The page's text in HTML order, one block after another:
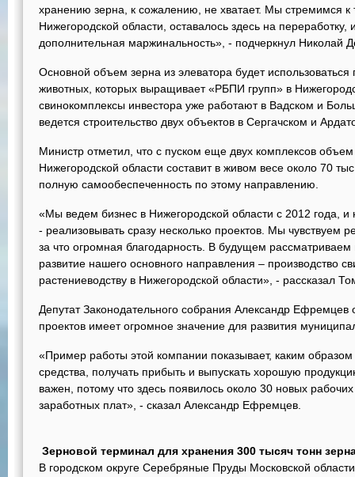
хранению зерна, к сожалению, не хватает. Мы стремимся к
Нижегородской области, оставалось здесь на переработку,
дополнительная маржинальность», - подчеркнул Николай
Основной объем зерна из элеватора будет
животных, которых выращивает «РБПИ групп» в
свинокомплексы инвестора уже работают в Вадском и
ведется строительство двух объектов в Сергачском и
Министр отметил, что с пуском еще двух комплексов
Нижегородской области составит в живом весе около 70
полную самообеспеченность по этому направлению.
«Мы ведем бизнес в Нижегородской области с 2012 года,
- реализовывать сразу несколько проектов. Мы чувствуем
за что огромная благодарность. В будущем рассматриваем
развитие нашего основного направления – производство
растениеводству в Нижегородской области», - рассказал
Депутат Законодательного собрания Александр
проектов имеет огромное значение для развития
«Пример работы этой компании показывает, каким
средства, получать прибыть и выпускать хорошую
важен, потому что здесь появилось около 30 новых
заработных плат», - сказал Александр Ефремцев.
Зерновой терминал для хранения 300 тысяч тонн
В городском округе Серебряные Пруды Московской